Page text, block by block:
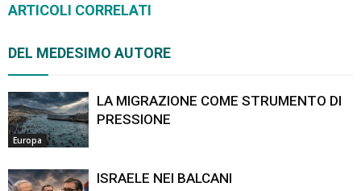
ARTICOLI CORRELATI
DEL MEDESIMO AUTORE
Europa
LA MIGRAZIONE COME STRUMENTO DI
PRESSIONE
ISRAELE NEI BALCANI